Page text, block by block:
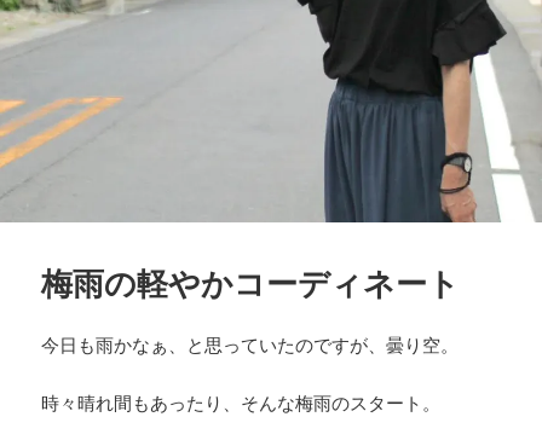
梅雨の軽やかコーディネート
今日も雨かなぁ、と思っていたのですが、曇り空。
時々晴れ間もあったり、そんな梅雨のスタート。